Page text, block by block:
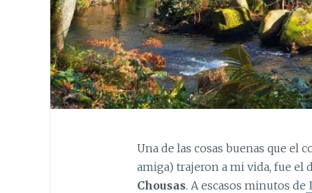
Una de las cosas buenas que
amiga) trajeron a mi vida, fue el
Chousas. A escasos minutos de